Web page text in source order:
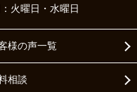
火曜日・水曜日
様の声一覧
相談